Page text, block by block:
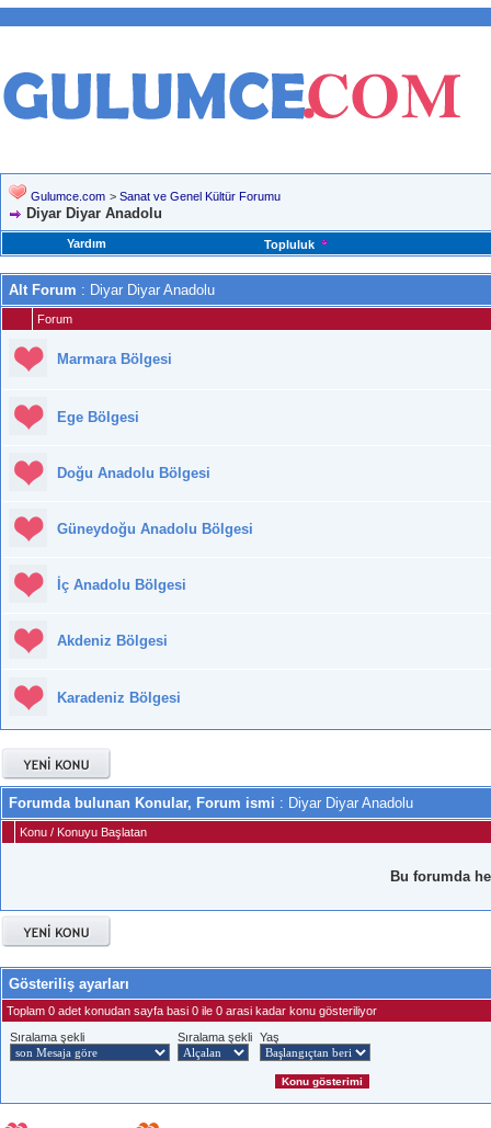
Gulumce.com > Sanat ve Genel Kültür Forumu
Diyar Diyar Anadolu
Yardım Topluluk
Alt Forum : Diyar Diyar Anadolu
Forum
Marmara Bölgesi
Ege Bölgesi
Doğu Anadolu Bölgesi
Güneydoğu Anadolu Bölgesi
İç Anadolu Bölgesi
Akdeniz Bölgesi
Karadeniz Bölgesi
Forumda bulunan Konular, Forum ismi : Diyar Diyar Anadolu
Konu / Konuyu Başlatan
Bu forumda
Gösteriliş ayarları
Toplam 0 adet konudan sayfa basi 0 ile 0 arasi kadar konu gösteriliyor
Sıralama şekli
Sıralama şekli Yaş